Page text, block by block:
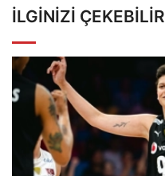
İLGINIZI ÇEKEBILIR